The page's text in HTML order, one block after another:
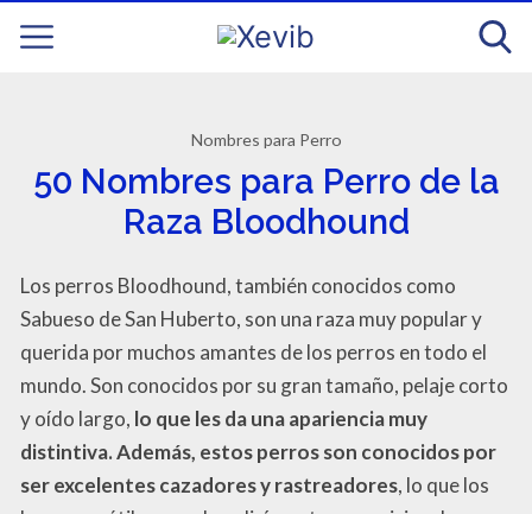
Nombres para Perro
50 Nombres para Perro de la
Raza Bloodhound
Los perros Bloodhound, también conocidos como
Sabueso de San Huberto, son una raza muy popular y
querida por muchos amantes de los perros en todo el
mundo. Son conocidos por su gran tamaño, pelaje corto
y oído largo, lo que les da una apariencia muy
distintiva. Además, estos perros son conocidos por
ser excelentes cazadores y rastreadores, lo que los